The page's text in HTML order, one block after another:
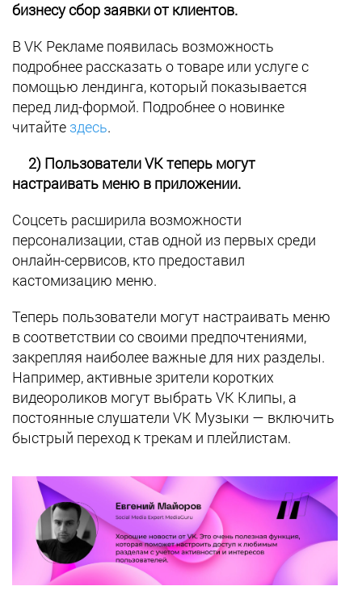
бизнесу сбор заявки от клиентов.
В VK Рекламе появилась возможность
подробнее рассказать о товаре или услуге с
помощью лендинга, который показывается
перед лид-формой. Подробнее о новинке
читайте здесь.
2) Пользователи VK теперь могут
настраивать меню в приложении.
Соцсеть расширила возможности
персонализации, став одной из первых среди
онлайн-сервисов, кто предоставил
кастомизацию меню.
Теперь пользователи могут настраивать меню
в соответствии со своими предпочтениями,
закрепляя наиболее важные для них разделы.
Например, активные зрители коротких
видеороликов могут выбрать VK Клипы, а
постоянные слушатели VK Музыки — включить
быстрый переход к трекам и плейлистам.